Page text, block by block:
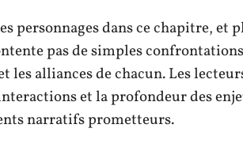
personnages dans ce chapitre, et
pas de simples
les alliances de chacun. Les
et la profondeur des
narratifs prometteurs.